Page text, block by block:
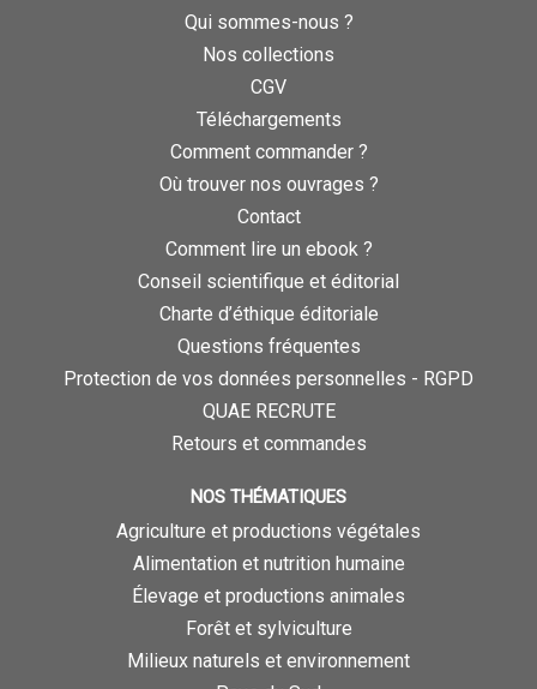
Qui sommes-nous ?
Nos collections
CGV
Téléchargements
Comment commander ?
Où trouver nos ouvrages ?
Contact
Comment lire un ebook ?
Conseil scientifique et éditorial
Charte d’éthique éditoriale
Questions fréquentes
Protection de vos données personnelles - RGPD
QUAE RECRUTE
Retours et commandes
NOS THÉMATIQUES
Agriculture et productions végétales
Alimentation et nutrition humaine
Élevage et productions animales
Forêt et sylviculture
Milieux naturels et environnement